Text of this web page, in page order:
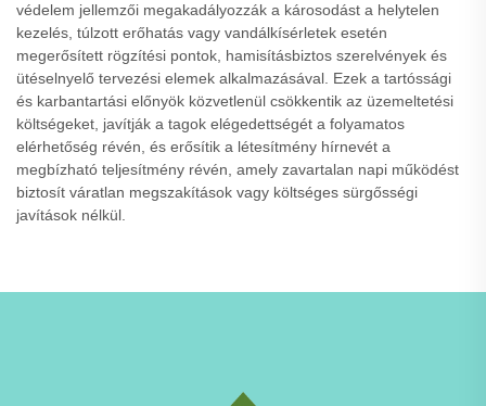
védelem jellemzői megakadályozzák a károsodást a helytelen
kezelés, túlzott erőhatás vagy vandálkísérletek esetén
megerősített rögzítési pontok, hamisításbiztos szerelvények és
ütéselnyelő tervezési elemek alkalmazásával. Ezek a tartóssági
és karbantartási előnyök közvetlenül csökkentik az üzemeltetési
költségeket, javítják a tagok elégedettségét a folyamatos
elérhetőség révén, és erősítik a létesítmény hírnevét a
megbízható teljesítmény révén, amely zavartalan napi működést
biztosít váratlan megszakítások vagy költséges sürgősségi
javítások nélkül.